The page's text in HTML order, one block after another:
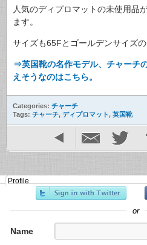
人気のディプロマットの未使用品
ます。
サイズも65Fとゴールデンサイズ
⇒英国靴の名作モデル、チャーチ
えそうなのはこちら。
Categories: チャーチ
Tags: チャーチ, ディプロマット, 英国靴
Profile
or
Name